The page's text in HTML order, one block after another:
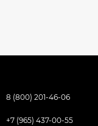
8 (800) 201-46-06
+7 (965) 437-00-55